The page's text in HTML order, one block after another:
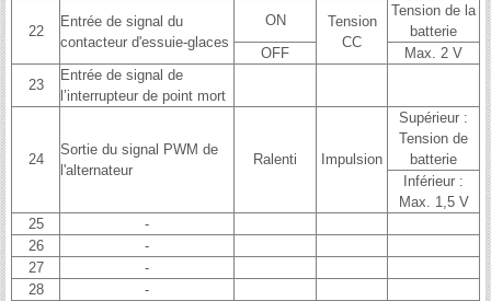
22
Entrée de signal du
contacteur d'essuie-glaces
ON
Tension
CC
Tension de la
batterie
OFF
Max. 2 V
23
Entrée de signal de
l’interrupteur de point mort
24
Sortie du signal PWM de
l'alternateur
Ralenti Impulsion
Supérieur :
Tension de
batterie
Inférieur :
Max. 1,5 V
25
-
26
-
27
-
28
-